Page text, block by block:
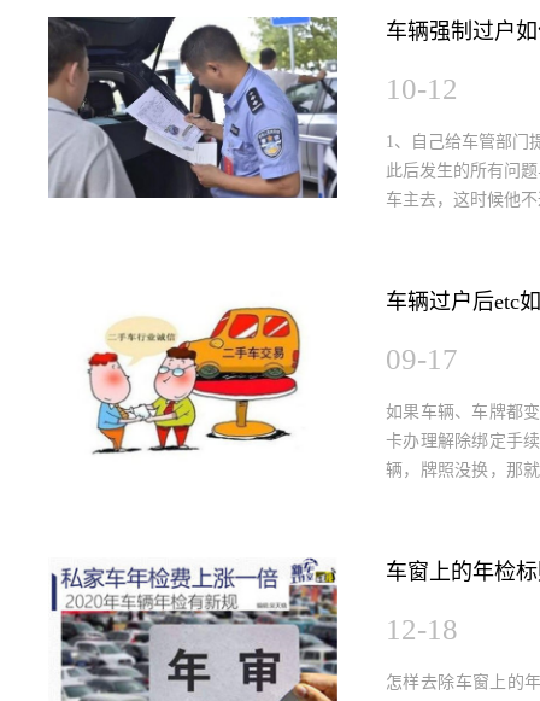
车辆强制过户
10-12
1、自己给车管部门
此后发生的所有问
车主去，这时候他
车辆过户后etc
09-17
如果车辆、车牌都
卡办理解除绑定手
辆，牌照没换，那
车窗上的年检
12-18
怎样去除车窗上的